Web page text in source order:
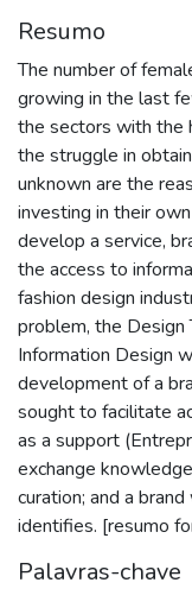
Resumo
The number of
growing in the last
the sectors with the
the struggle in
unknown are the
investing in their
develop a service,
the access to
fashion design
problem, the Design
Information Design
development of a
sought to facilitate
as a support
exchange
curation; and a
identifies. [resumo
Palavras-chave